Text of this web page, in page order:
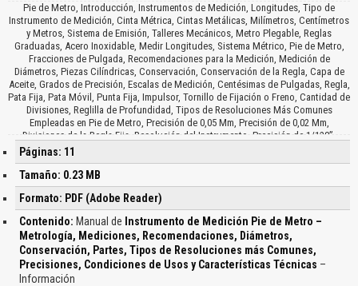
Pie de Metro, Introducción, Instrumentos de Medición, Longitudes, Tipo de
Instrumento de Medición, Cinta Métrica, Cintas Metálicas, Milímetros, Centímetros
y Metros, Sistema de Emisión, Talleres Mecánicos, Metro Plegable, Reglas
Graduadas, Acero Inoxidable, Medir Longitudes, Sistema Métrico, Pie de Metro,
Fracciones de Pulgada, Recomendaciones para la Medición, Medición de
Diámetros, Piezas Cilíndricas, Conservación, Conservación de la Regla, Capa de
Aceite, Grados de Precisión, Escalas de Medición, Centésimas de Pulgadas, Regla,
Pata Fija, Pata Móvil, Punta Fija, Impulsor, Tornillo de Fijación o Freno, Cantidad de
Divisiones, Reglilla de Profundidad, Tipos de Resoluciones Más Comunes
Empleadas en Pie de Metro, Precisión de 0,05 Mm, Precisión de 0,02 Mm,
Divisiones de la Regla Fija, Resolución del Instrumento, Precisión de 1/128”,
División del Nonio, Fracciones de Pulgada, Precisión de 0,001”, Milésimos de
Pulgada, Condiciones de Uso del Pie de Metro, Patrón, Superficies de Contacto
de la Pieza, Características Técnicas, Longitud, Regla Graduada, Cursor, Trazos
Nítidos…
Páginas: 11
Tamaño: 0.23 MB
Formato: PDF (Adobe Reader)
Contenido: Manual de Instrumento de Medición Pie de Metro –
Metrología, Mediciones, Recomendaciones, Diámetros,
Conservación, Partes, Tipos de Resoluciones más Comunes,
Precisiones, Condiciones de Usos y Características Técnicas –
Información